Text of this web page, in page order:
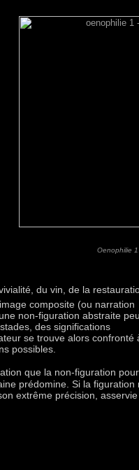
Oenophilie 1
du vin, de la
composite (ou narration
non-figuration abstraite
des significations
se trouve alors confronté
possibles.
que la non-figuration pour
prédomine. Si la figuration
extrême précision,